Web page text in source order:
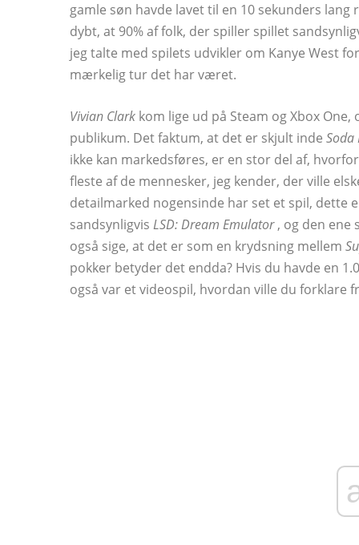
gamle søn havde lavet til en 10 sekunders
dybt, at 90% af folk, der spiller spillet
jeg talte med spilets udvikler om Kanye West
mærkelig tur det har været.
Vivian Clark kom lige ud på Steam og Xbox
publikum. Det faktum, at det er skjult inde Soda
ikke kan markedsføres, er en stor del af,
fleste af de mennesker, jeg kender, der ville
detailmarked nogensinde har set et spil, dette
sandsynligvis LSD: Dream Emulator, og den ene
også sige, at det er som en krydsning mellem
pokker betyder det endda? Hvis du havde en
også var et videospil, hvordan ville du forklare